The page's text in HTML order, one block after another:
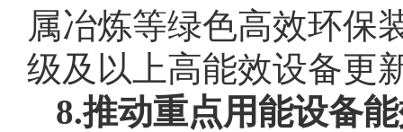
属冶炼等绿色高效环保
级及以上高能效设备更
8.推动重点用能设备